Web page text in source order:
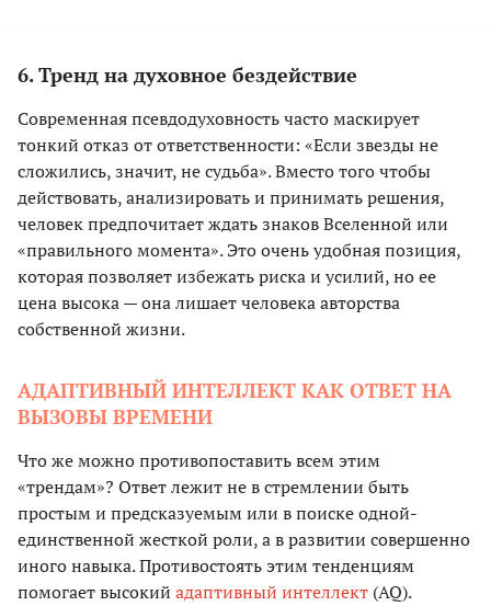
6. Тренд на духовное бездействие
Современная псевдодуховность часто маскирует
тонкий отказ от ответственности: «Если звезды не
сложились, значит, не судьба». Вместо того чтобы
действовать, анализировать и принимать решения,
человек предпочитает ждать знаков Вселенной или
«правильного момента». Это очень удобная позиция,
которая позволяет избежать риска и усилий, но ее
цена высока — она лишает человека авторства
собственной жизни.
АДАПТИВНЫЙ ИНТЕЛЛЕКТ КАК ОТВЕТ НА
ВЫЗОВЫ ВРЕМЕНИ
Что же можно противопоставить всем этим
«трендам»? Ответ лежит не в стремлении быть
простым и предсказуемым или в поиске одной-
единственной жесткой роли, а в развитии совершенно
иного навыка. Противостоять этим тенденциям
помогает высокий адаптивный интеллект (AQ).